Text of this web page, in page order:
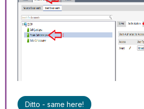
Ditto - same here!